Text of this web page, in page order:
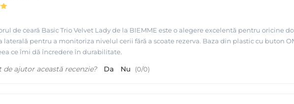
de ceară Basic Trio Velvet Lady de la BIEMME este o alegere excelentă pentru oricine
laterală pentru a monitoriza nivelul cerii fără a scoate rezerva. Baza din plastic cu buton
ce îmi dă încredere în durabilitate.
de ajutor această recenzie? Da Nu (0/0)